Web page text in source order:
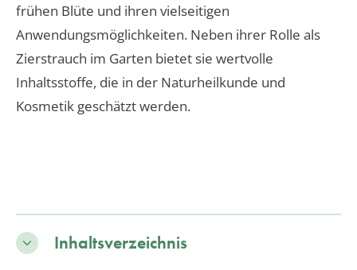
frühen Blüte und ihren vielseitigen
Anwendungsmöglichkeiten. Neben ihrer Rolle als
Zierstrauch im Garten bietet sie wertvolle
Inhaltsstoffe, die in der Naturheilkunde und
Kosmetik geschätzt werden.
Inhaltsverzeichnis